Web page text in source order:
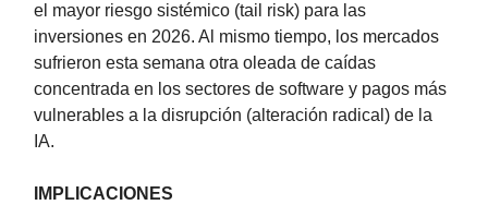
el mayor riesgo sistémico (tail risk) para las
inversiones en 2026. Al mismo tiempo, los mercados
sufrieron esta semana otra oleada de caídas
concentrada en los sectores de software y pagos más
vulnerables a la disrupción (alteración radical) de la
IA.
IMPLICACIONES